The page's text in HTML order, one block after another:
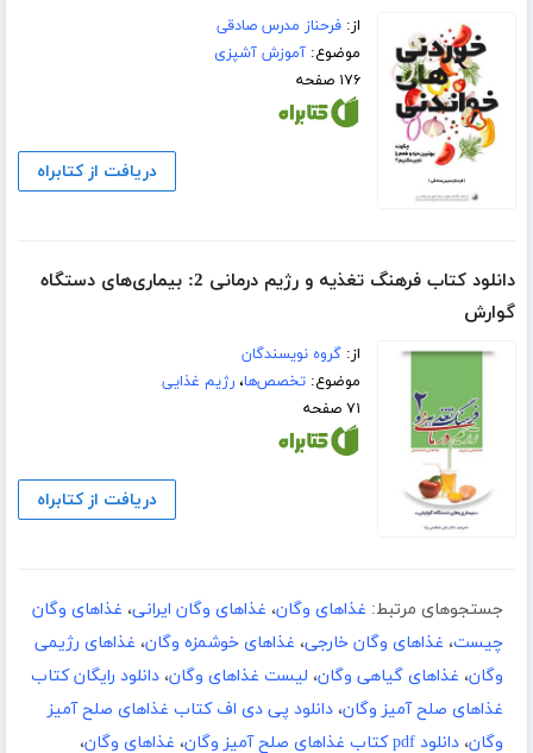
از:فرحناز مدرس صادقی
موضوع:آموزش آشپزی
۱۷۶ صفحه
دریافت از کتابراه
دانلود کتاب فرهنگ تغذیه و رژیم درمانی 2: بیماری‌های دستگاه
گوارش
از:گروه نویسندگان
موضوع:تخصص‌ها،رژیم غذایی
۷۱ صفحه
دریافت از کتابراه
جستجوهای مرتبط: غذاهای وگان، غذاهای وگان ایرانی، غذاهای وگان
چیست، غذاهای وگان خارجی، غذاهای خوشمزه وگان، غذاهای رژیمی
وگان، غذاهای گیاهی وگان، لیست غذاهای وگان، دانلود رایگان کتاب
غذاهای صلح آمیز وگان، دانلود پی دی اف کتاب غذاهای صلح آمیز
وگان، دانلود pdf کتاب غذاهای صلح آمیز وگان ، غذاهای وگان،